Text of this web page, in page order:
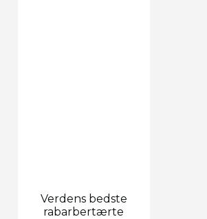
Verdens bedste
rabarbertærte